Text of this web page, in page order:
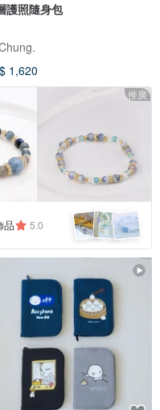
護照隨身包
1,620
推廣
品 5.0